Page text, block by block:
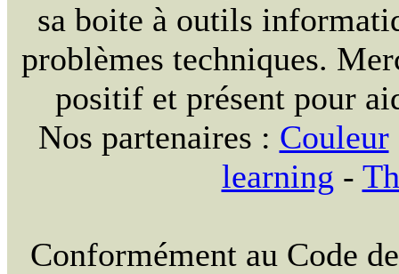
sa boite à outils
problèmes techniques.
positif et présent pour
Nos partenaires : Couleur
learning -
Conformément au Code